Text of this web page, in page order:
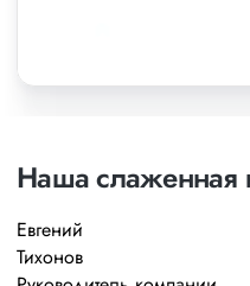
Наша слаженная
Евгений
Тихонов